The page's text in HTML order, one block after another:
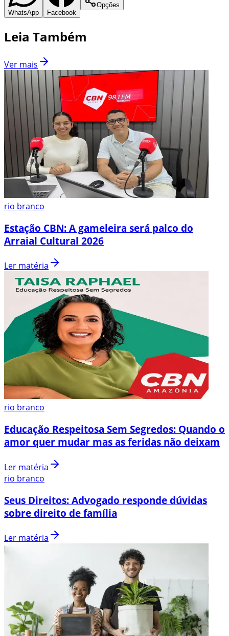
WhatsApp Facebook
Opções
Leia Também
Ver mais
rio branco
Estação CBN: A gameleira será palco do
Arraial Cultural 2026
Ler matéria
rio branco
Educação Respeitosa Sem Segredos: Quando o
amor quer mudar mas as feridas não deixam
Ler matéria
rio branco
Seus Direitos: Advogado responde dúvidas
sobre direito de família
Ler matéria